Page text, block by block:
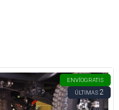
ENVÍOGRATIS
ÚLTIMAS2